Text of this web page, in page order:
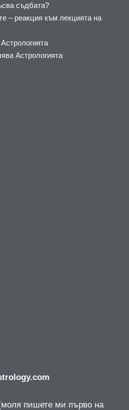
съдбата?
– реакция към лекцията на
Астрологията
пишете ми първо на